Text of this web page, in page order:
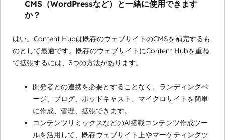
CMS（WordPressなど）と一緒に使用できます
か？
はい。Content Hubは既存のウェブサイトのCMSを補完するも
のとして最適です。既存のウェブサイトにContent Hubを重ね
て拡張するには、3つの方法があります。
開発者との連携を必要とすることなく、ランディングペ
ージ、ブログ、ポッドキャスト、マイクロサイトを簡単
に作成、管理、拡張できます。
コンテンツリミックスなどのAI搭載コンテンツ作成ツー
ルを活用して、既存ウェブサイト上やマーケティングツ